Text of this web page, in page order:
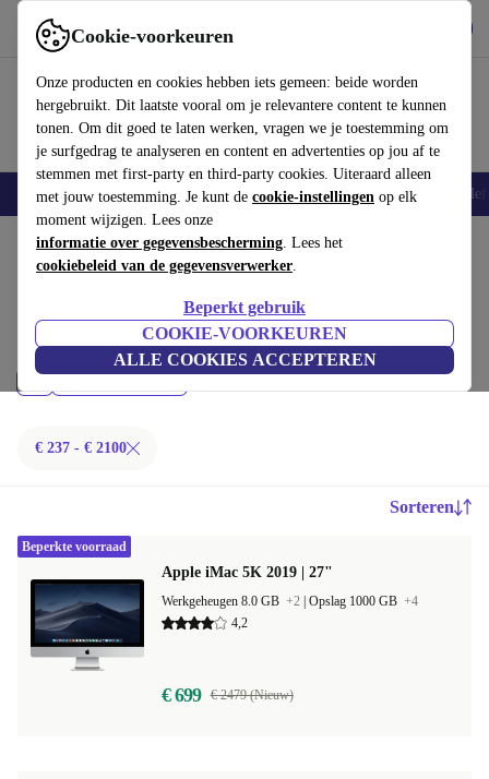
Cookie-voorkeuren
Onze producten en cookies hebben iets gemeen: beide worden
hergebruikt. Dit laatste vooral om je relevantere content te kunnen
tonen. Om dit goed te laten werken, vragen we je toestemming om
je surfgedrag te analyseren en content en advertenties op jou af te
stemmen met first-party en third-party cookies. Uiteraard alleen
met jouw toestemming. Je kunt de cookie-instellingen op elk
moment wijzigen. Lees onze
informatie over gegevensbescherming. Lees het
cookiebeleid van de gegevensverwerker.
Beperkt gebruik
COOKIE-VOORKEUREN
ALLE COOKIES ACCEPTEREN
Gebruik refurbed snel en eenvoudig
Smartphones Laptops Tablets Smartwatches Accessoires
Home Producten Desktop pc's
Gecertificeerd refurbished Apple Mac onder 2100€ – bespaar tot 40%. 30
dagen retourrecht & 12 maanden garantie. Shop vandaag nog duurzaam!
€ 237 - € 2100
Sorteren
Apple iMac 5K 2019 | 27"
Werkgeheugen 8.0 GB +2 Opslag 1000 GB +4
4,2
€ 699 € 2479 (Nieuw)
Beperkte voorraad